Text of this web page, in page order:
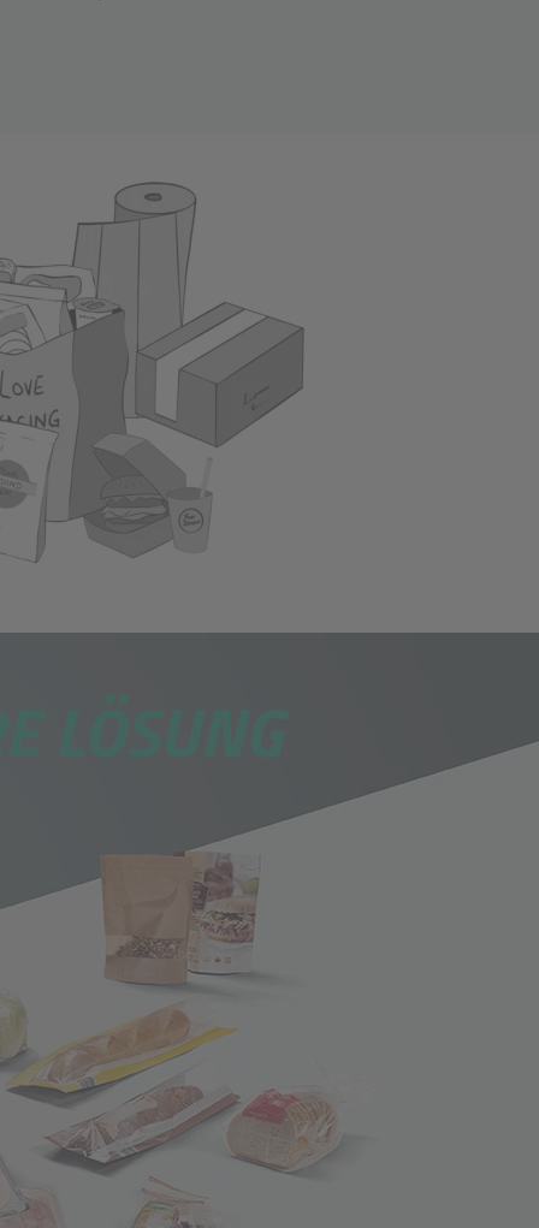
aus Monomaterial, Kartonunterbahnen (nur
Papierunterfolien (nicht tiefziehbar)
geschäumte Variante erhältlich (ca. 25 %
Kundenwunsch
bedruckbar
(partiell oder vollflächig)